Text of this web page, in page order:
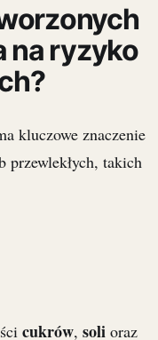
na ryzyko
kluczowe znaczenie
takich
cukrów, soli oraz